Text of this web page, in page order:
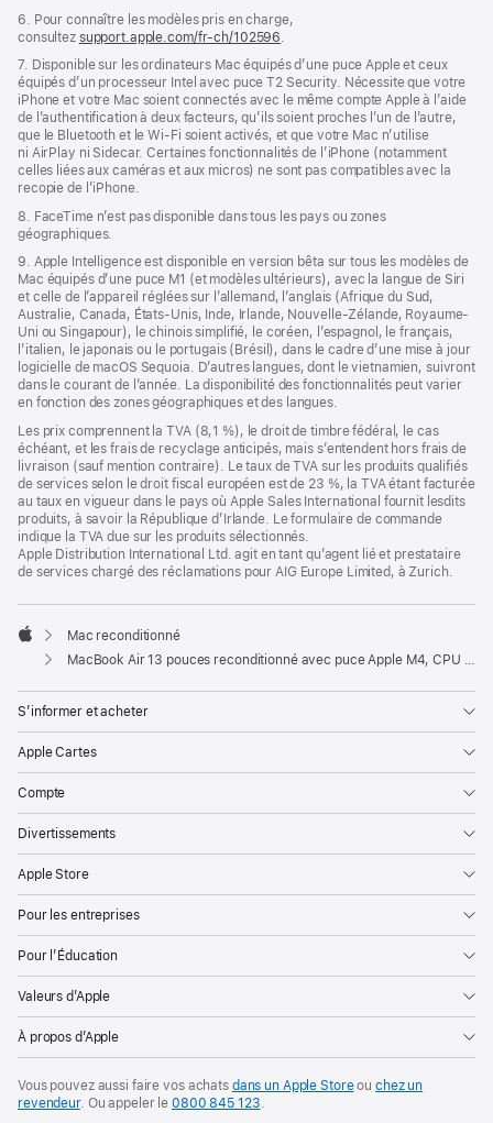
6. Pour connaître les modèles pris en charge,
consultez support.apple.com/fr-ch/102596
7. Disponible sur les ordinateurs Mac équipés d’une puce Apple et ceux
équipés d’un processeur Intel avec puce T2 Security. Nécessite que votre
iPhone et votre Mac soient connectés avec le même compte Apple à l’aide
de l’authentification à deux facteurs, qu’ils soient proches l’un de l’autre,
que le Bluetooth et le Wi-Fi soient activés, et que votre Mac n’utilise
ni AirPlay ni Sidecar. Certaines fonctionnalités de l’iPhone (notamment
celles liées aux caméras et aux micros) ne sont pas compatibles avec la
recopie de l’iPhone.
8. FaceTime n’est pas disponible dans tous les pays ou zones
géographiques.
9. Apple Intelligence est disponible en version bêta sur tous les modèles de
Mac équipés d’une puce M1 (et modèles ultérieurs), avec la langue de Siri
et celle de l’appareil réglées sur l’allemand, l’anglais (Afrique du Sud,
Australie, Canada, États-Unis, Inde, Irlande, Nouvelle-Zélande, Royaume-
Uni ou Singapour), le chinois simplifié, le coréen, l’espagnol, le français,
l’italien, le japonais ou le portugais (Brésil), dans le cadre d’une mise à jour
logicielle de macOS Sequoia. D’autres langues, dont le vietnamien, suivront
dans le courant de l’année. La disponibilité des fonctionnalités peut varier
en fonction des zones géographiques et des langues.
Les prix comprennent la TVA (8,1 %), le droit de timbre fédéral, le cas
échéant, et les frais de recyclage anticipés, mais s’entendent hors frais de
livraison (sauf mention contraire). Le taux de TVA sur les produits qualifiés
de services selon le droit fiscal européen est de 23 %, la TVA étant facturée
au taux en vigueur dans le pays où Apple Sales International fournit lesdits
produits, à savoir la République d’Irlande. Le formulaire de commande
indique la TVA due sur les produits sélectionnés.
Apple Distribution International Ltd. agit en tant qu’agent lié et prestataire
de services chargé des réclamations pour AIG Europe Limited, à Zurich.
Apple
Mac reconditionné
MacBook Air 13 pouces reconditionné avec puce Apple M4, CPU 10 cœurs et GPU 10 cœurs – Argent
S’informer et acheter
Apple Cartes
Compte
Divertissements
Apple Store
Pour les entreprises
Pour l’Éducation
Valeurs d’Apple
À propos d’Apple
Vous pouvez aussi faire vos achats dans un Apple Storeouchez un
revendeur. Ouappeler le0800 845 123